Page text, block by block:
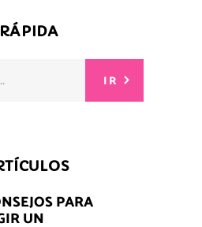
IR
PARA
UN